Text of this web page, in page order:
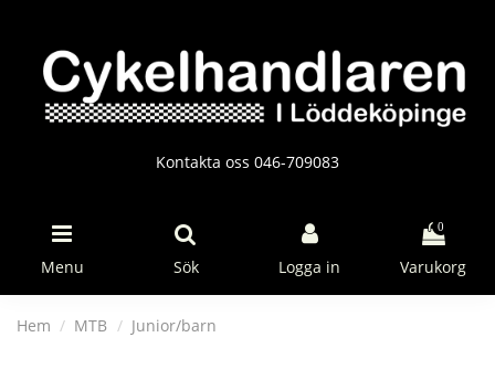
Kontakta oss 046-709083
Menu Sök Logga in
0
Varukorg
Hem MTB Junior/barn